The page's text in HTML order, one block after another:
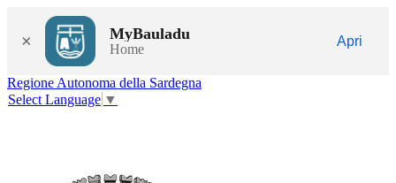
× MyBauladu
Home
Apri
Regione Autonoma della Sardegna
Select Language ▼